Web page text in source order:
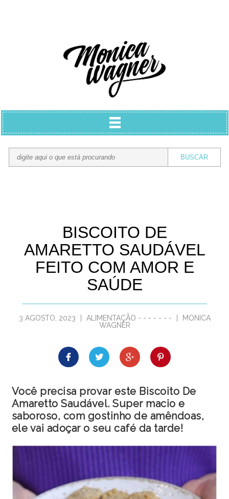
BISCOITO DE
AMARETTO SAUDÁVEL
FEITO COM AMOR E
SAÚDE
3 AGOSTO, 2023 ALIMENTAÇÃO - - - - - - -
MONICA
WAGNER
Você precisa provar este Biscoito De
Amaretto Saudável. Super macio e
saboroso, com gostinho de amêndoas,
ele vai adoçar o seu café da tarde!